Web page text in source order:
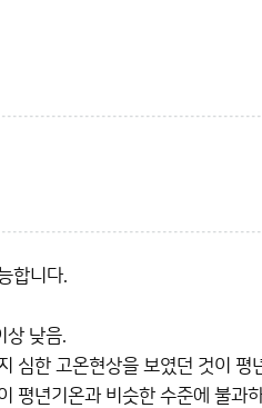
합니다.
상 낮음.
심한 고온현상을 보였던 것이 평
평년기온과 비슷한 수준에 불과